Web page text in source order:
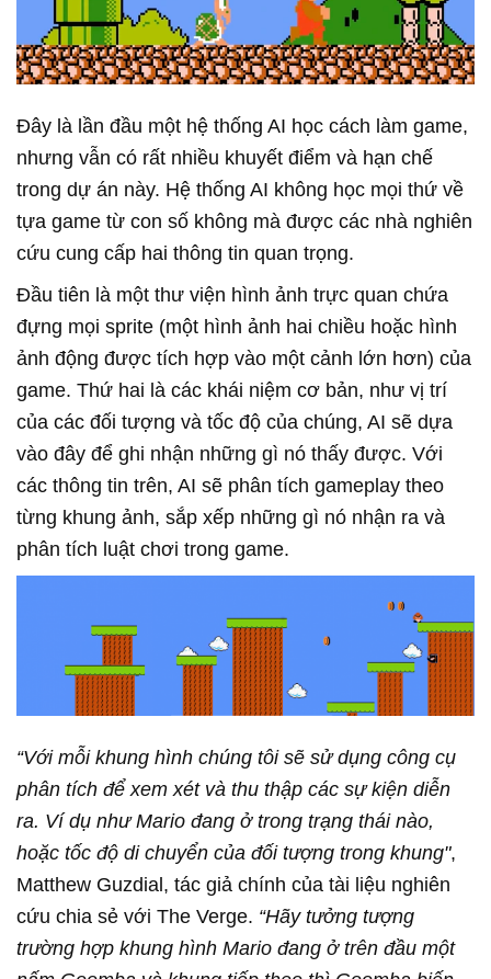
Đây là lần đầu một hệ thống AI học cách làm game,
nhưng vẫn có rất nhiều khuyết điểm và hạn chế
trong dự án này. Hệ thống AI không học mọi thứ về
tựa game từ con số không mà được các nhà nghiên
cứu cung cấp hai thông tin quan trọng.
Đầu tiên là một thư viện hình ảnh trực quan chứa
đựng mọi sprite (một hình ảnh hai chiều hoặc hình
ảnh động được tích hợp vào một cảnh lớn hơn) của
game. Thứ hai là các khái niệm cơ bản, như vị trí
của các đối tượng và tốc độ của chúng, AI sẽ dựa
vào đây để ghi nhận những gì nó thấy được. Với
các thông tin trên, AI sẽ phân tích gameplay theo
từng khung ảnh, sắp xếp những gì nó nhận ra và
phân tích luật chơi trong game.
“Với mỗi khung hình chúng tôi sẽ sử dụng công cụ
phân tích để xem xét và thu thập các sự kiện diễn
ra. Ví dụ như Mario đang ở trong trạng thái nào,
hoặc tốc độ di chuyển của đối tượng trong khung",
Matthew Guzdial, tác giả chính của tài liệu nghiên
cứu chia sẻ với The Verge. “Hãy tưởng tượng
trường hợp khung hình Mario đang ở trên đầu một